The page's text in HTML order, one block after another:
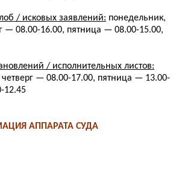
/ исковых заявлений: понедельник,
— 08.00-16.00, пятница — 08.00-15.00,
/ исполнительных листов:
— 08.00-17.00, пятница — 13.00-
12.45
АППАРАТА СУДА